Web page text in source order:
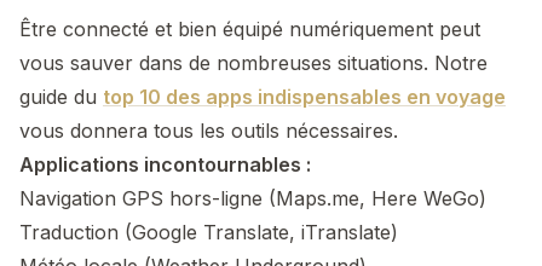
Être connecté et bien équipé numériquement peut
vous sauver dans de nombreuses situations. Notre
guide du top 10 des apps indispensables en voyage
vous donnera tous les outils nécessaires.
Applications incontournables :
Navigation GPS hors-ligne (Maps.me, Here WeGo)
Traduction (Google Translate, iTranslate)